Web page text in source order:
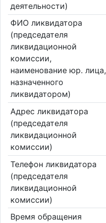
деятельности)
ФИО ликвидатора
(председателя
ликвидационной
комиссии,
наименование юр. лица,
назначенного
ликвидатором)
Адрес ликвидатора
(председателя
ликвидационной
комиссии)
Телефон ликвидатора
(председателя
ликвидационной
комиссии)
Время обращения